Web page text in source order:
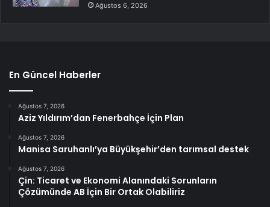
Ağustos 6, 2026
En Güncel Haberler
Ağustos 7, 2026
Aziz Yıldırım’dan Fenerbahçe İçin Plan
Ağustos 7, 2026
Manisa Saruhanlı’ya Büyükşehir’den tarımsal destek
Ağustos 7, 2026
Çin: Ticaret ve Ekonomi Alanındaki Sorunların
Çözümünde AB İçin Bir Ortak Olabiliriz